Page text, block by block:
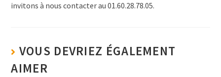
invitons à nous contacter au 01.60.28.78.05.
VOUS DEVRIEZ ÉGALEMENT
AIMER